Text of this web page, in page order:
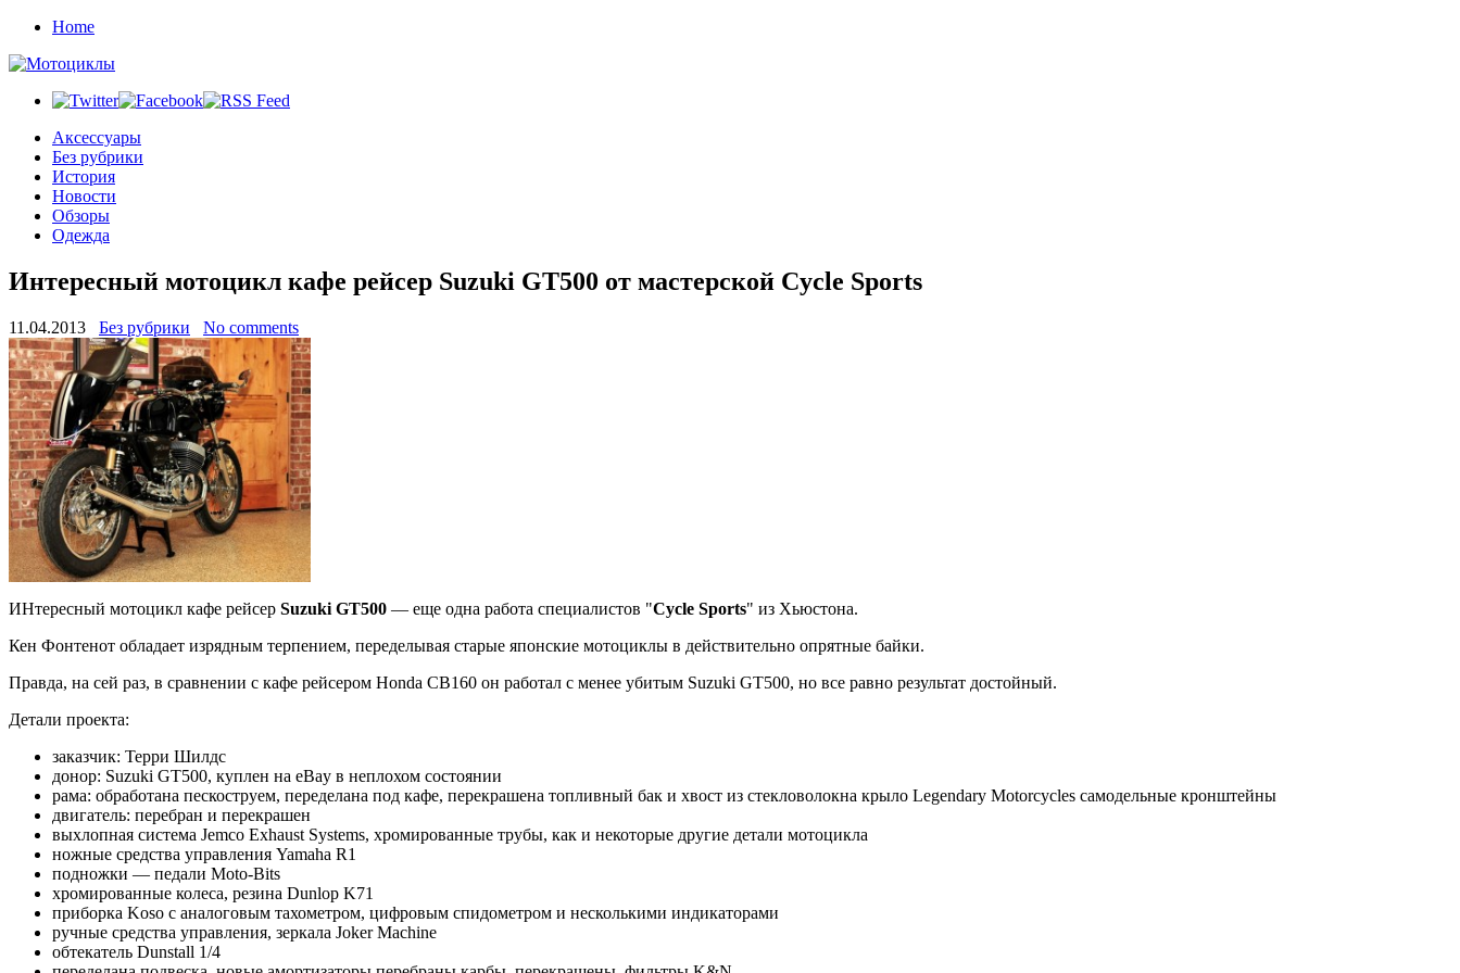
Home
Аксессуары
Без рубрики
История
Новости
Обзоры
Одежда
Интересный мотоцикл кафе рейсер Suzuki GT500 от мастерской Cycle Sports
11.04.2013 Без рубрики No comments
ИНтересный мотоцикл кафе рейсер Suzuki GT500 — еще одна работа специалистов "Cycle Sports" из Хьюстона.
Кен Фонтенот обладает изрядным терпением, переделывая старые японские мотоциклы в действительно опрятные байки.
Правда, на сей раз, в сравнении с кафе рейсером Honda CB160 он работал с менее убитым Suzuki GT500, но все равно результат достойный.
Детали проекта:
заказчик: Терри Шилдс
донор: Suzuki GT500, куплен на eBay в неплохом состоянии
рама: обработана пескоструем, переделана под кафе, перекрашена топливный бак и хвост из стекловолокна крыло Legendary Motorcycles самодельные кронштейны
двигатель: перебран и перекрашен
выхлопная система Jemco Exhaust Systems, хромированные трубы, как и некоторые другие детали мотоцикла
ножные средства управления Yamaha R1
подножки — педали Moto-Bits
хромированные колеса, резина Dunlop K71
приборка Koso с аналоговым тахометром, цифровым спидометром и несколькими индикаторами
ручные средства управления, зеркала Joker Machine
обтекатель Dunstall 1/4